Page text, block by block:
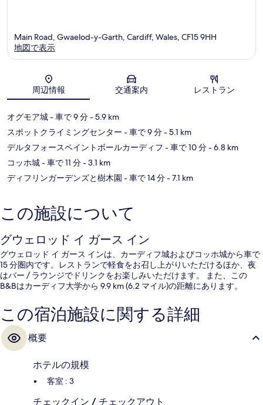
地図
Main Road, Gwaelod-y-Garth, Cardiff, Wales, CF15 9HH
地図で表示
周辺情報 交通案内 レストラン
オグモア城- 車で 9 分- 5.9 km
スポットクライミングセンター - 車で 9 分- 5.1 km
デルタフォースペイントボールカーディフ - 車で 10 分- 6.8 km
コッホ城- 車で 11 分- 3.1 km
ディフリンガーデンズと樹木園 - 車で 14 分- 7.1 km
この施設について
グウェロッド イ ガース イン
グウェロッド イ ガース インは、カーディフ城およびコッホ城から車で
15 分圏内です。レストランで軽食をお召し上がりいただけるほか、夜
はバー / ラウンジでドリンクをお楽しみいただけます。 また、この
B&Bはカーディフ大学から 9.9 km (6.2 マイル)の距離にあります。
この宿泊施設に関する詳細
概要
ホテルの規模
客室 : 3
チェックイン / チェックアウト